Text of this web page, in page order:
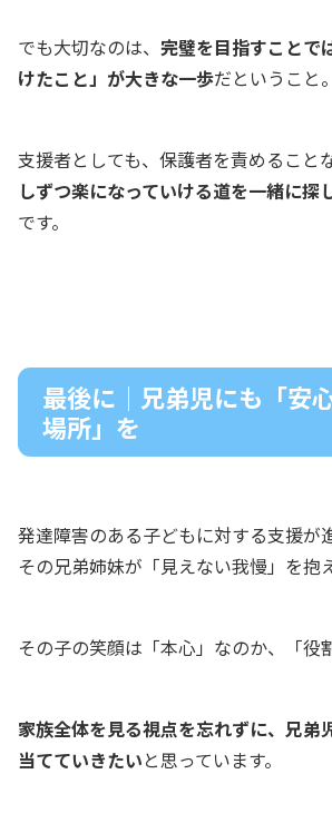
でも大切なのは、 完璧を目指すことで
けたこと」が大きな一歩だということ。
支援者としても、保護者を責めることな
しずつ楽になっていける道を一緒に探
です。
最後に｜兄弟児にも「安
場所」を
発達障害のある子どもに対する支援が
その兄弟姉妹が「見えない我慢」を抱
その子の笑顔は「本心」なのか、「役
家族全体を見る視点を忘れずに、兄弟
当てていきたいと思っています。